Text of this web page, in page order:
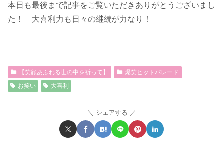
本日も最後まで記事をご覧いただきありがとうございまし
た！ 大喜利力も日々の継続が力なり！
【笑顔あふれる世の中を祈って】
爆笑ヒットパレード
お笑い
大喜利
シェアする